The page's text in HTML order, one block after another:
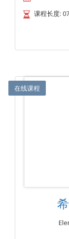
课程长度:
在线课程